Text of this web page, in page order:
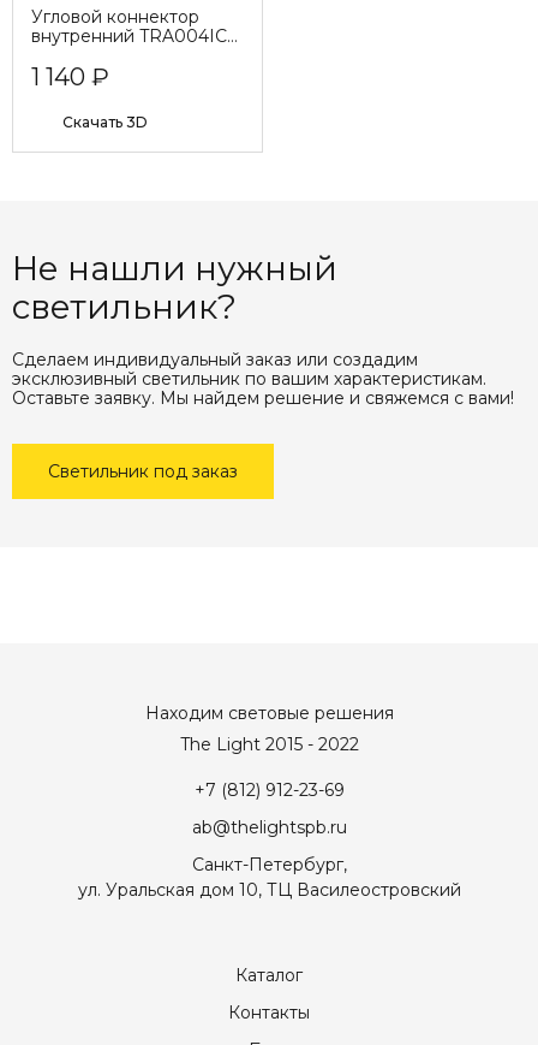
Угловой коннектор
внутренний TRA004ICL-
1 140 ₽
Cкачать 3D
Не нашли нужный
светильник?
Сделаем индивидуальный заказ или создадим
эксклюзивный светильник по вашим характеристикам.
Оставьте заявку. Мы найдем решение и свяжемся с вами!
Светильник под заказ
Находим световые решения
The Light 2015 - 2022
+7 (812) 912-23-69
ab@thelightspb.ru
Санкт-Петербург,
ул. Уральская дом 10, ТЦ Василеостровский
Каталог
Контакты